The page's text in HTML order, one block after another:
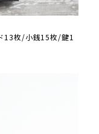
13枚/小銭15枚/鍵1